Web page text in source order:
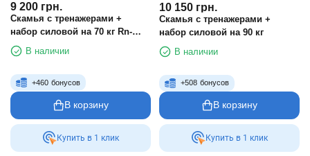
9 200 грн.
Скамья с тренажерами +
набор силовой на 70 кг Rn-
Sport
В наличии
+460 бонусов
В корзину
Купить в 1 клик
10 150 грн.
Скамья с тренажерами +
набор силовой на 90 кг
В наличии
+508 бонусов
В корзину
Купить в 1 клик